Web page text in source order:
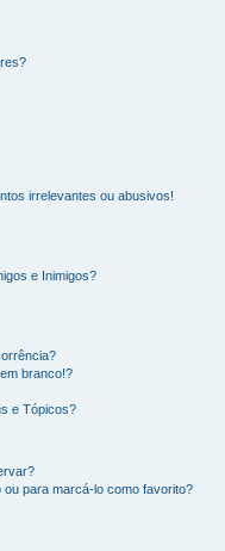
irrelevantes ou abusivos!
e Inimigos?
branco!?
e Tópicos?
para marcá-lo como favorito?